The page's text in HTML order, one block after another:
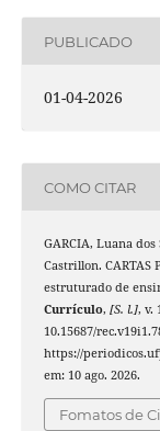
PUBLICADO
01-04-2026
COMO CITAR
GARCIA, Luana
Castrillon. CARTAS
estruturado de
Currículo, [S. l.], v.
10.15687/
https://
em: 10 ago. 2026.
Fomatos de